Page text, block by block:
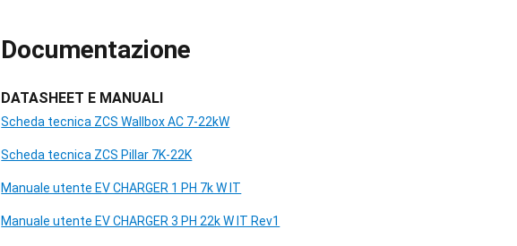
Documentazione
DATASHEET E MANUALI
Scheda tecnica ZCS Wallbox AC 7-22kW
Scheda tecnica ZCS Pillar 7K-22K
Manuale utente EV CHARGER 1 PH 7k W IT
Manuale utente EV CHARGER 3 PH 22k W IT Rev1